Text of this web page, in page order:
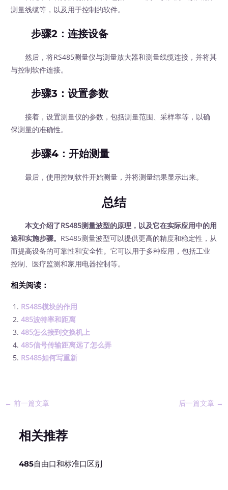
测量线缆等，以及用于控制的软件。
步骤2：连接设备
然后，将RS485测量仪与测量放大器和测量线缆连接，并将其
与控制软件连接。
步骤3：设置参数
接着，设置测量仪的参数，包括测量范围、采样率等，以确
保测量的准确性。
步骤4：开始测量
最后，使用控制软件开始测量，并将测量结果显示出来。
总结
本文介绍了RS485测量波型的原理，以及它在实际应用中的用
途和实施步骤。 RS485测量波型可以提供更高的精度和稳定性，从
而提高设备的可靠性和安全性。它可以用于多种应用，包括工业
控制、医疗监测和家用电器控制等。
相关阅读：
RS485模块的作用
485波特率和距离
485怎么接到交换机上
485信号传输距离远了怎么弄
RS485如何写重新
← 前一篇文章 后一篇文章 →
相关推荐
485自由口和标准口区别